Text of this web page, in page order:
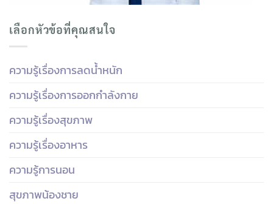
เลือกหัวข้อที่คุณสนใจ
ความรู้เรื่องการลดน้ำหนัก
ความรู้เรื่องการออกกำลังกาย
ความรู้เรื่องสุขภาพ
ความรู้เรื่องอาหาร
ความรู้การนอน
สุขภาพน้องชาย